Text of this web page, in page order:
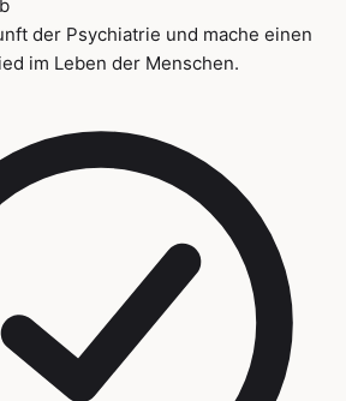
der Psychiatrie und mache einen
im Leben der Menschen.